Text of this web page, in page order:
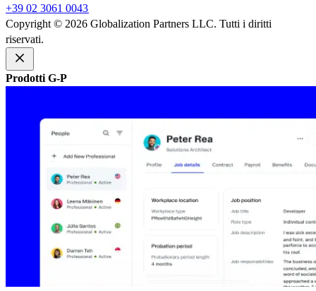
+39 02 3061 0043​​
Copyright © 2026 Globalization Partners LLC. Tutti i diritti
riservati.​​
Prodotti G-P​​